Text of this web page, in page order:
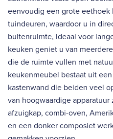
eenvoudig een grote eethoek
tuindeuren, waardoor u in
buitenruimte, ideaal voor
keuken geniet u van
die de ruimte vullen met
keukenmeubel bestaat uit
kastenwand die beiden veel
van hoogwaardige apparatuur
afzuigkap, combi-oven,
en een donker composiet